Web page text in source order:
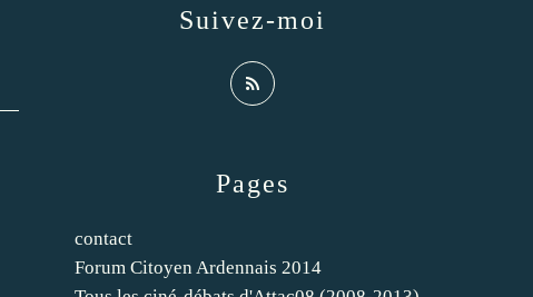
Pages
contact
Forum Citoyen Ardennais 2014
Suivez-moi